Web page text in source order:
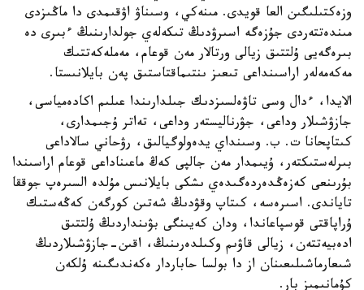
وزەكتىلىگىن العا قويدى. مىنەكي، وسىناۋ اۋقىمدى دا ماڭىزدى
مىندەتتەردى جۇزەگە اسىرۋدىڭ تىكەلەي جولدارىنىڭ ءبىرى دە
بىرەگەيى ۇلتتىق زيالى ورتالار مەن قوعام، مەملەكەتتىك
مەكەمەلەر اراسىنداعى تىعىز ىنتىماقتاستىق پەن بايلانىستا.
الايدا، ءدال وسى تاۋەلسىزدىك جىلدارىندا عىلىم اكادەمياسى،
جازۋشىلار وداعى، جۋرناليستەر وداعى، تەاتر ۇجىمدارى،
كىتاپحانا ت. ب. وسىنداي يدەولوگيالىق، رۋحاني سالاداعى
بىرلەستىكتەر، ۇيىمدار مەن جالپى كەڭ ماعىناداعى قوعام اراسىندا
بۇرىنعى كەزەڭدەردەگىدەي ىشكى بايلانىس مۇلدە السىرەپ جوققا
تاياندى. اسىرەسە، كىتاپ وقۋدىڭ شەتىن كورگەن كەڭەستىك
ۇراپاقتى قوسپاعاندا، ودان كەيىنگى بۋىنداردىڭ ۇلتتىق
ادەبيەتتەن، زيالى قاۋىم وكىلدەرىنىڭ، اقىن-جازۋشىلاردىڭ
شىعارماشىلىعىنان از دا بولسا حاباردار ەكەندىگىنە ۇلكەن